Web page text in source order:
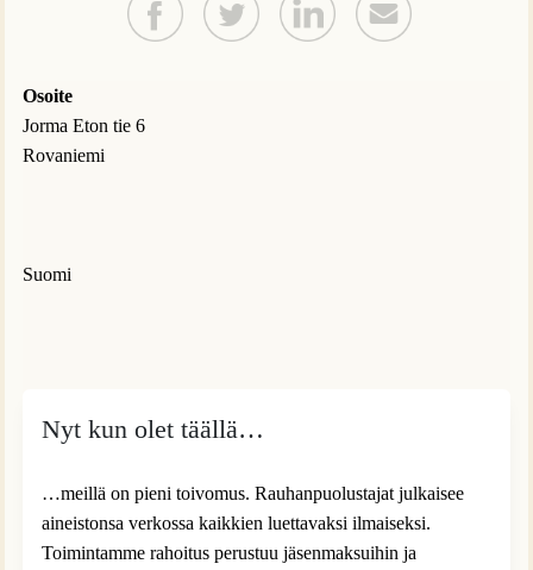
Osoite
Jorma Eton tie 6
Rovaniemi
Suomi
Nyt kun olet täällä…
…meillä on pieni toivomus. Rauhanpuolustajat julkaisee
aineistonsa verkossa kaikkien luettavaksi ilmaiseksi.
Toimintamme rahoitus perustuu jäsenmaksuihin ja